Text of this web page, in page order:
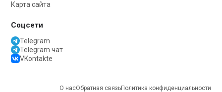
Карта сайта
Соцсети
Telegram
Telegram чат
VKontakte
О насОбратная связьПолитика конфиденциальности